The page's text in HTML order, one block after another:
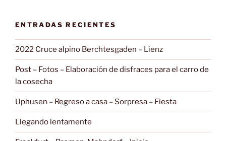
ENTRADAS RECIENTES
2022 Cruce alpino Berchtesgaden – Lienz
Post – Fotos – Elaboración de disfraces para el carro de
la cosecha
Uphusen – Regreso a casa – Sorpresa – Fiesta
Llegando lentamente